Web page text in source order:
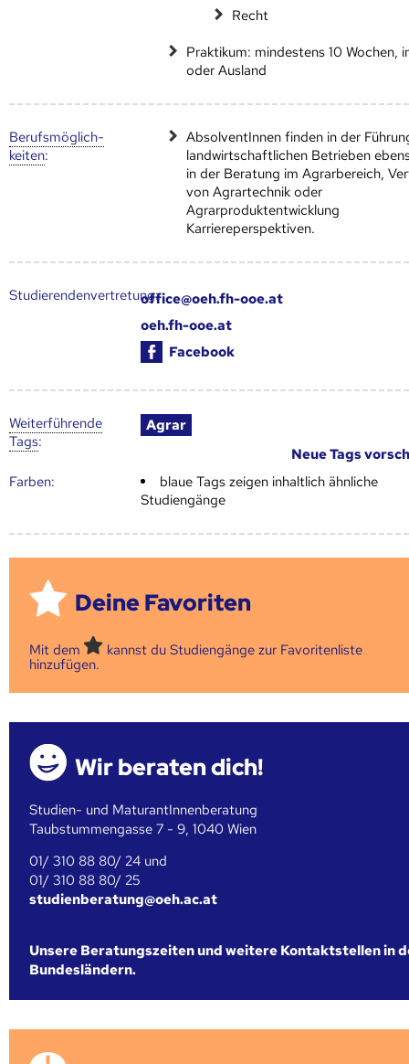
Recht
Praktikum: mindestens 10 Wochen,
oder Ausland
Berufs­möglich­
keiten:
AbsolventInnen finden in der
landwirtschaftlichen Betrieben
in der Beratung im Agrarbereich,
von Agrartechnik oder
Agrarproduktentwicklung
Karriereperspektiven.
Studierendenvertretung:office@oeh.fh-ooe.at
oeh.fh-ooe.at
Facebook
Weiter­führende
Tags:
Agrar
Neue Tags
Farben:
blaue Tags zeigen inhaltlich ähnliche
Studiengänge
Deine Favoriten
Mit dem
kannst du Studiengänge zur Favoritenliste
hinzufügen.
Wir beraten dich!
Studien- und MaturantInnenberatung
Taubstummengasse 7 - 9, 1040 Wien
01/ 310 88 80/ 24 und
01/ 310 88 80/ 25
studienberatung@oeh.ac.at
Unsere Beratungszeiten und weitere Kontaktstellen in
Bundesländern.